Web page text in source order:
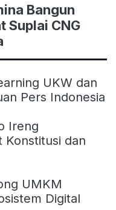
Bangun
Suplai CNG
UKW dan
Pers Indonesia
Ireng
Konstitusi dan
UMKM
Digital